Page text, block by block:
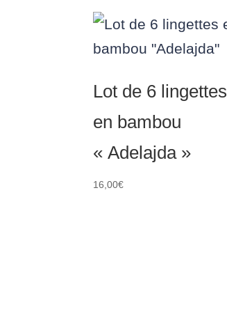
Lot de 6 lingettes
en bambou
« Adelajda »
16,00€